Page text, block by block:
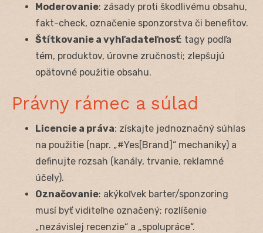
Moderovanie: zásady proti škodlivému obsahu,
fakt-check, označenie sponzorstva či benefitov.
Štítkovanie a vyhľadateľnosť: tagy podľa
tém, produktov, úrovne zručnosti; zlepšujú
opätovné použitie obsahu.
Právny rámec a súlad
Licencie a práva: získajte jednoznačný súhlas
na použitie (napr. „#Yes[Brand]“ mechaniky) a
definujte rozsah (kanály, trvanie, reklamné
účely).
Označovanie: akýkoľvek barter/sponzoring
musí byť viditeľne označený; rozlíšenie
„nezávislej recenzie“ a „spolupráce“.